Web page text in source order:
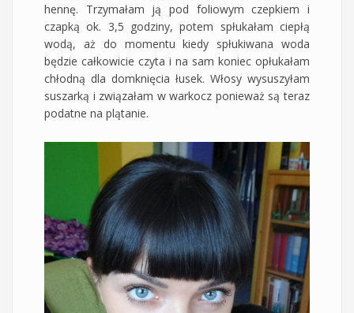
hennę. Trzymałam ją pod foliowym czepkiem i
czapką ok. 3,5 godziny, potem spłukałam ciepłą
wodą, aż do momentu kiedy spłukiwana woda
będzie całkowicie czyta i na sam koniec opłukałam
chłodną dla domknięcia łusek. Włosy wysuszyłam
suszarką i związałam w warkocz ponieważ są teraz
podatne na plątanie.